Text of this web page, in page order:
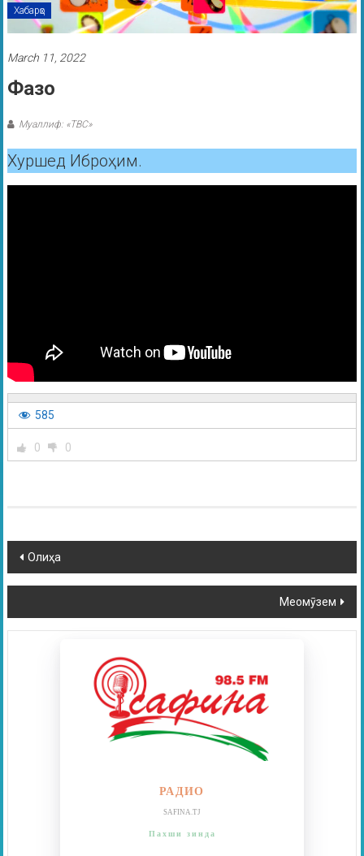
Хабарҳо
March 11, 2022
Фазо
Муаллиф: «ТВС»
Хуршед Иброҳим.
585
0 0
Олиҳа
Меомӯзем
РАДИО
SAFINA.TJ
Пахши зинда